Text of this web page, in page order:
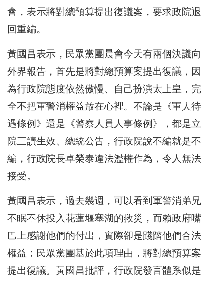
會，表示將對總預算提出復議案，要求政院退
回重編。
黃國昌表示，民眾黨團晨會今天有兩個決議向
外界報告，首先是將對總預算案提出復議，因
為行政院態度依然傲慢、自己扮演太上皇，完
全不把軍警消權益放在心裡。不論是《軍人待
遇條例》還是《警察人員人事條例》，都是立
院三讀生效、總統公告，行政院說不編就是不
編，行政院長卓榮泰違法濫權作為，令人無法
接受。
黃國昌表示，過去幾週，可以看到軍警消弟兄
不眠不休投入花蓮堰塞湖的救災，而賴政府嘴
巴上感謝他們的付出，實際卻是踐踏他們合法
權益；民眾黨團基於此項理由，將對總預算案
提出復議。黃國昌批評，行政院發言體系似是